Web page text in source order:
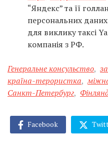
“Яндекс” та її
персональних даних
для виклику таксі
компанія з РФ.
Генеральне консульство,
країна-терористка,
Санкт-Петербург,
Facebook